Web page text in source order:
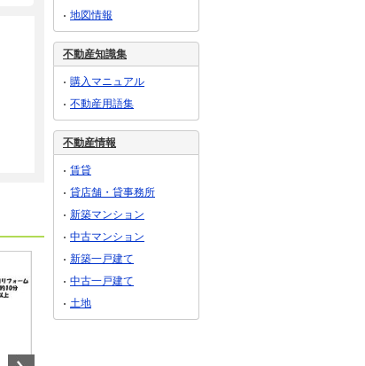
地図情報
不動産知識集
購入マニュアル
不動産用語集
不動産情報
賃貸
貸店舗・貸事務所
新築マンション
中古マンション
新築一戸建て
中古一戸建て
土地